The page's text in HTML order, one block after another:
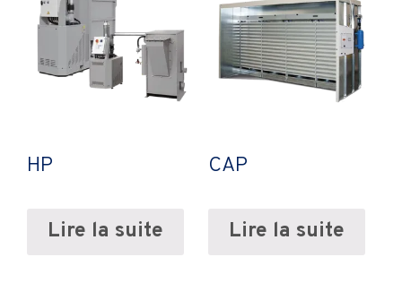
HP
Lire la suite
CAP
Lire la suite